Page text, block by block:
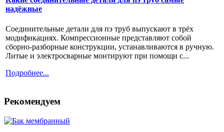
надёжные
Соединительные детали для пэ труб выпускают в трёх
модификациях. Компрессионные представляют собой
сборно-разборные конструкции, устанавливаются в ручную.
Литые и электросварные монтируют при помощи с...
Подробнее...
Рекомендуем